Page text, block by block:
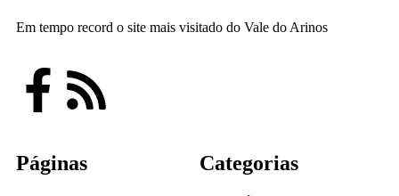
Em tempo record o site mais visitado do Vale do Arinos
Páginas Categorias